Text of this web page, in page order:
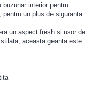
interior pentru
un plus de siguranta.
un aspect fresh si usor de
aceasta geanta este